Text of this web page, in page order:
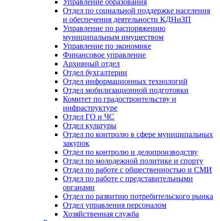
Отдел по социальной поддержке населения
и обеспечения деятельности КДНиЗП
Управление по распоряжению
муниципальным имуществом
Управление по экономике
Финансовое управление
Архивный отдел
Отдел бухгалтерии
Отдел информационных технологий
Отдел мобилизационной подготовки
Комитет по градостроительству и
инфраструктуре
Отдел ГО и ЧС
Отдел культуры
Отдел по контролю в сфере муниципальных
закупок
Отдел по контролю и делопроизводству
Отдел по молодежной политике и спорту
Отдел по работе с общественностью и СМИ
Отдел по работе с представительными
органами
Отдел по развитию потребительского рынка
Отдел управления персоналом
Хозяйственная служба